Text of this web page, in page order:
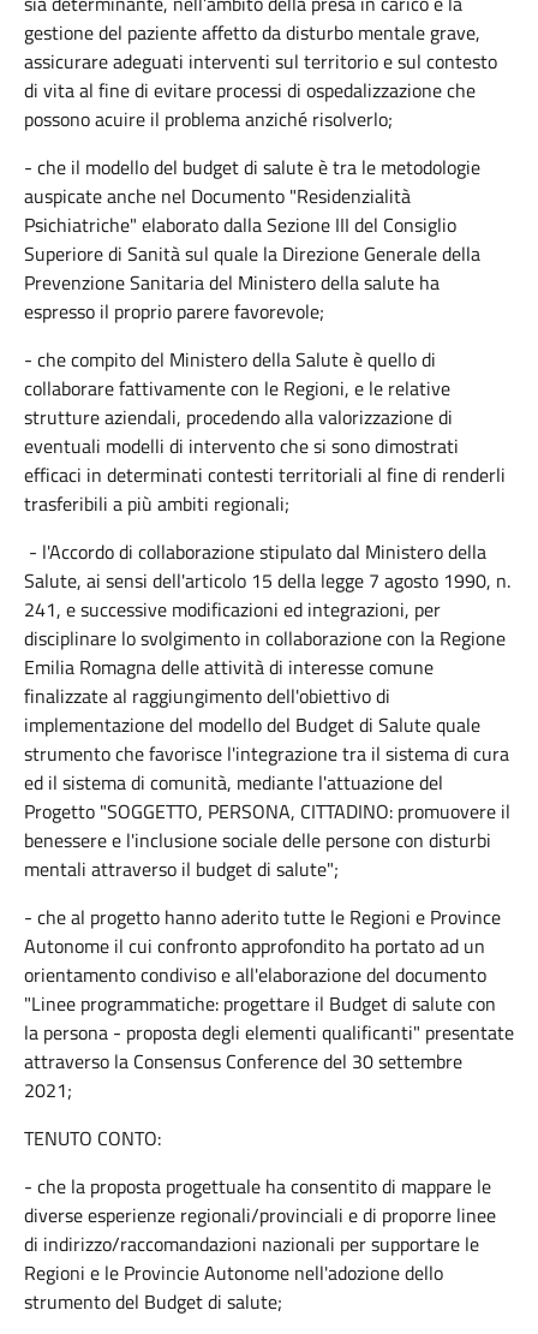
gestione del paziente affetto da disturbo mentale grave,
assicurare adeguati interventi sul territorio e sul contesto
di vita al fine di evitare processi di ospedalizzazione che
possono acuire il problema anziché risolverlo;
- che il modello del budget di salute è tra le metodologie
auspicate anche nel Documento "Residenzialità
Psichiatriche" elaborato dalla Sezione III del Consiglio
Superiore di Sanità sul quale la Direzione Generale della
Prevenzione Sanitaria del Ministero della salute ha
espresso il proprio parere favorevole;
- che compito del Ministero della Salute è quello di
collaborare fattivamente con le Regioni, e le relative
strutture aziendali, procedendo alla valorizzazione di
eventuali modelli di intervento che si sono dimostrati
efficaci in determinati contesti territoriali al fine di renderli
trasferibili a più ambiti regionali;
- l'Accordo di collaborazione stipulato dal Ministero della
Salute, ai sensi dell'articolo 15 della legge 7 agosto 1990, n.
241, e successive modificazioni ed integrazioni, per
disciplinare lo svolgimento in collaborazione con la Regione
Emilia Romagna delle attività di interesse comune
finalizzate al raggiungimento dell'obiettivo di
implementazione del modello del Budget di Salute quale
strumento che favorisce l'integrazione tra il sistema di cura
ed il sistema di comunità, mediante l'attuazione del
Progetto "SOGGETTO, PERSONA, CITTADINO: promuovere il
benessere e l'inclusione sociale delle persone con disturbi
mentali attraverso il budget di salute";
- che al progetto hanno aderito tutte le Regioni e Province
Autonome il cui confronto approfondito ha portato ad un
orientamento condiviso e all'elaborazione del documento
"Linee programmatiche: progettare il Budget di salute con
la persona - proposta degli elementi qualificanti" presentate
attraverso la Consensus Conference del 30 settembre
2021;
TENUTO CONTO:
- che la proposta progettuale ha consentito di mappare le
diverse esperienze regionali/provinciali e di proporre linee
di indirizzo/raccomandazioni nazionali per supportare le
Regioni e le Provincie Autonome nell'adozione dello
strumento del Budget di salute;